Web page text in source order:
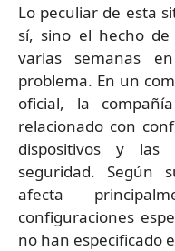
Lo peculiar de esta
sí, sino el hecho
varias semanas
problema. En un
oficial, la
relacionado con
dispositivos y las
seguridad. Según
afecta
configuraciones
no han especificado